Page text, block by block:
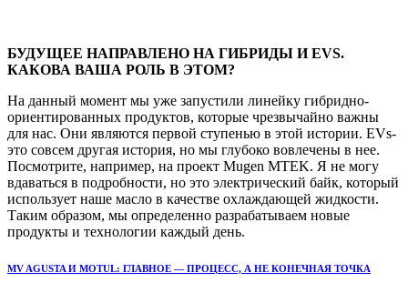
БУДУЩЕЕ НАПРАВЛЕНО НА ГИБРИДЫ И EVS.
КАКОВА ВАША РОЛЬ В ЭТОМ?
На данный момент мы уже запустили линейку гибридно-
ориентированных продуктов, которые чрезвычайно важны
для нас. Они являются первой ступенью в этой истории. EVs-
это совсем другая история, но мы глубоко вовлечены в нее.
Посмотрите, например, на проект Mugen MTEK. Я не могу
вдаваться в подробности, но это электрический байк, который
использует наше масло в качестве охлаждающей жидкости.
Таким образом, мы определенно разрабатываем новые
продукты и технологии каждый день.
MV AGUSTA И MOTUL: ГЛАВНОЕ — ПРОЦЕСС, А НЕ КОНЕЧНАЯ ТОЧКА